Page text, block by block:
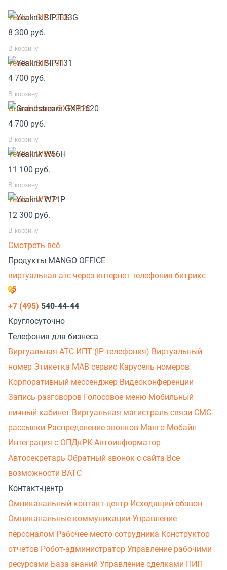
Yealink SIP-T33G
8 300 руб.
В корзину
Yealink SIP-T31
4 700 руб.
В корзину
Grandstream GXP1620
4 700 руб.
В корзину
Yealink W56H
11 100 руб.
В корзину
Yealink W71P
12 300 руб.
В корзину
Смотреть всё
Продукты MANGO OFFICE
виртуальная атс через интернет телефония битрикс
+7 (495) 540-44-44
Круглосуточно
Телефония для бизнеса
Виртуальная АТС ИПТ (IP-телефония) Виртуальный
номер Этикетка МАВ сервис Карусель номеров
Корпоративный мессенджер Видеоконференции
Запись разговоров Голосовое меню Мобильный
личный кабинет Виртуальная магистраль связи СМС-
рассылки Распределение звонков Манго Мобайл
Интеграция с ОПДкРК Автоинформатор
Автосекретарь Обратный звонок с сайта Все
возможности ВАТС
Контакт-центр
Омниканальный контакт-центр Исходящий обзвон
Омниканальные коммуникации Управление
персоналом Рабочее место сотрудника Конструктор
отчетов Робот-администратор Управление рабочими
ресурсами База знаний Управление сделками ПИП